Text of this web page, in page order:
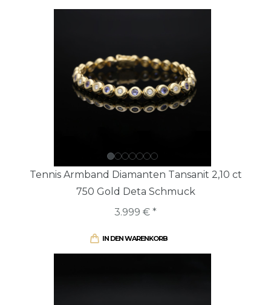
Tennis Armband Diamanten Tansanit 2,10 ct
750 Gold Deta Schmuck
3.999 € *
IN DEN WARENKORB